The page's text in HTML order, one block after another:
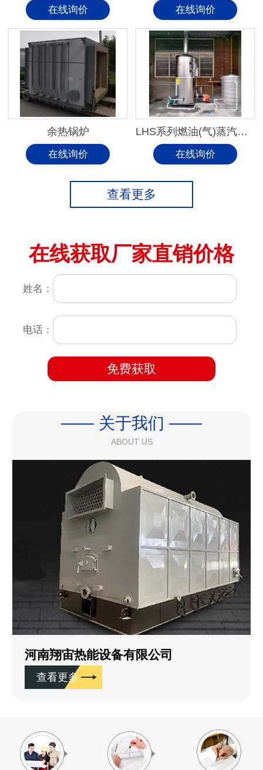
在线询价 在线询价
余热锅炉
在线询价
LHS系列燃油(气)蒸汽锅炉
在线询价
查看更多
在线获取厂家直销价格
姓名：
电话：
免费获取
—— 关于我们 ——
ABOUT US
河南翔宙热能设备有限公司
查看更多